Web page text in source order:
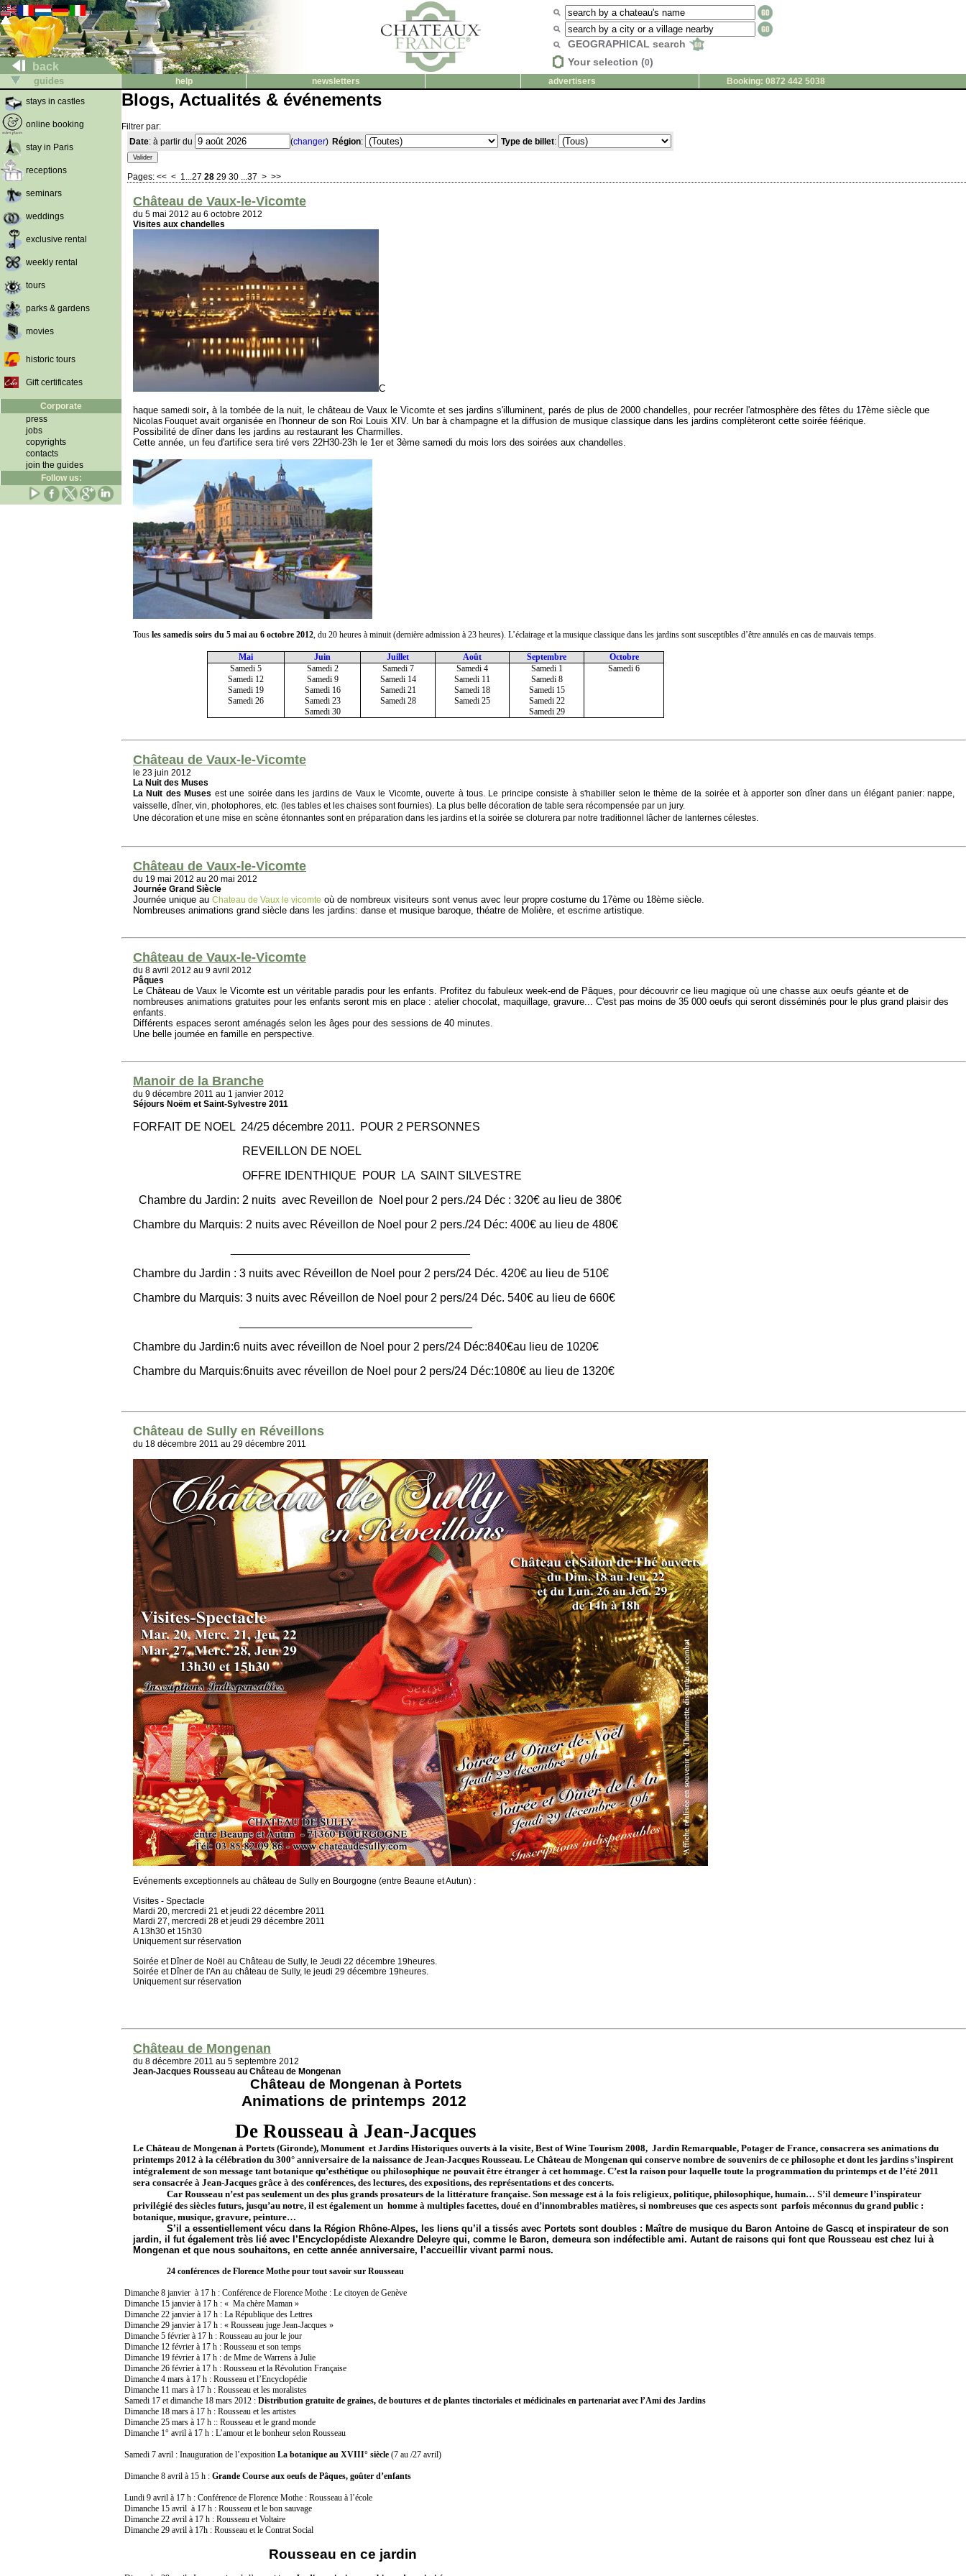
back
GEOGRAPHICAL search
Your selection (0)
guides help newsletters advertisers
Booking: 0872 442 5038
stays in castles
online booking
stay in Paris
receptions
seminars
weddings
exclusive rental
weekly rental
tours
parks & gardens
movies
historic tours
Gift certificates
Corporate
press
jobs
copyrights
contacts
join the guides
Follow us:
Blogs, Actualités & événements
Filtrer par:
Date: à partir du (changer) Région: Type de billet:
Pages: << < 1...27 28 29 30 ...37 > >>
Château de Vaux-le-Vicomte
du 5 mai 2012 au 6 octobre 2012
Visites aux chandelles
C
haque samedi soir, à la tombée de la nuit, le château de Vaux le Vicomte et ses jardins s'illuminent, parés de plus de 2000 chandelles, pour recréer l'atmosphère des fêtes du 17ème siècle que
Nicolas Fouquetavait organisée en l'honneur de son Roi Louis XIV. Un bar à champagne et la diffusion de musique classique dans les jardins complèteront cette soirée féérique.
Possibilité de dîner dans les jardins au restaurant les Charmilles.
Cette année, un feu d'artifice sera tiré vers 22H30-23h le 1er et 3ème samedi du mois lors des soirées aux chandelles.
Tous les samedis soirs du 5 mai au 6 octobre 2012, du 20 heures à minuit (dernière admission à 23 heures). L’éclairage et la musique classique dans les jardins sont susceptibles d’être annulés en cas de mauvais temps.
Mai Juin Juillet Août Septembre
Octobre
Samedi 5
Samedi 2 Samedi 7 Samedi 4 Samedi 1
Samedi 6
Samedi 12
Samedi 9 Samedi 14 Samedi 11
Samedi 8
Samedi 19
Samedi 16 Samedi 21 Samedi 18
Samedi 15
Samedi 26
Samedi 23 Samedi 28 Samedi 25
Samedi 22
Samedi 30
Samedi 29
Château de Vaux-le-Vicomte
le 23 juin 2012
La Nuit des Muses
La Nuit des Muses est une soirée dans les jardins de Vaux le Vicomte, ouverte à tous. Le principe consiste à s'habiller selon le thème de la soirée et à apporter son dîner dans un élégant panier: nappe,
vaisselle, dîner, vin, photophores, etc. (les tables et les chaises sont fournies). La plus belle décoration de table sera récompensée par un jury.
Une décoration et une mise en scène étonnantes sont en préparation dans les jardins et la soirée se cloturera par notre traditionnel lâcher de lanternes célestes.
Château de Vaux-le-Vicomte
du 19 mai 2012 au 20 mai 2012
Journée Grand Siècle
Journée unique au Chateau de Vaux le vicomte où de nombreux visiteurs sont venus avec leur propre costume du 17ème ou 18ème siècle.
Nombreuses animations grand siècle dans les jardins: danse et musique baroque, théatre de Molière, et escrime artistique.
Château de Vaux-le-Vicomte
du 8 avril 2012 au 9 avril 2012
Pâques
Le Château de Vaux le Vicomte est un véritable paradis pour les enfants. Profitez du fabuleux week-end de Pâques, pour découvrir ce lieu magique où une chasse aux oeufs géante et de
nombreuses animations gratuites pour les enfants seront mis en place : atelier chocolat, maquillage, gravure... C'est pas moins de 35 000 oeufs qui seront disséminés pour le plus grand plaisir des
enfants.
Différents espaces seront aménagés selon les âges pour des sessions de 40 minutes.
Une belle journée en famille en perspective.
Manoir de la Branche
du 9 décembre 2011 au 1 janvier 2012
Séjours Noëm et Saint-Sylvestre 2011
FORFAIT DE NOEL 24/25 décembre 2011. POUR 2 PERSONNES
REVEILLON DE NOEL
OFFRE IDENTHIQUE POUR
LA SAINT SILVESTRE
Chambre du Jardin: 2 nuits avec Reveillon de Noel pour 2 pers./24 Déc : 320€ au lieu de 380€
Chambre du Marquis: 2 nuits avec Réveillon de Noel pour 2 pers./24 Déc: 400€ au lieu de 480€
Chambre du Jardin : 3 nuits avec Réveillon de Noel pour 2 pers/24 Déc. 420€ au lieu de 510€
Chambre du Marquis: 3 nuits avec Réveillon de Noel pour 2 pers/24 Déc. 540€ au lieu de 660€
Chambre du Jardin:6 nuits avec réveillon de Noel pour 2 pers/24 Déc:840€au lieu de 1020€
Chambre du Marquis:6nuits avec réveillon de Noel pour 2 pers/24 Déc:1080€ au lieu de 1320€
Château de Sully en Réveillons
du 18 décembre 2011 au 29 décembre 2011
Evénements exceptionnels au château de Sully en Bourgogne (entre Beaune et Autun) :
Visites - Spectacle
Mardi 20, mercredi 21 et jeudi 22 décembre 2011
Mardi 27, mercredi 28 et jeudi 29 décembre 2011
A 13h30 et 15h30
Uniquement sur réservation
Soirée et Dîner de Noël au Château de Sully, le Jeudi 22 décembre 19heures.
Soirée et Dîner de l'An au château de Sully, le jeudi 29 décembre 19heures.
Uniquement sur réservation
Château de Mongenan
du 8 décembre 2011 au 5 septembre 2012
Jean-Jacques Rousseau au Château de Mongenan
Château de Mongenan à Portets
Animations de printemps 2012
De Rousseau à Jean-Jacques
Le Château de Mongenan à Portets (Gironde), Monument et Jardins Historiques ouverts à la visite, Best of Wine Tourism 2008, Jardin Remarquable, Potager de France, consacrera ses animations du
printemps 2012 à la célébration du 300° anniversaire de la naissance de Jean-Jacques Rousseau. Le Château de Mongenan qui conserve nombre de souvenirs de ce philosophe et dont les jardins s’inspirent
intégralement de son message tant botanique qu’esthétique ou philosophique ne pouvait être étranger à cet hommage. C’est la raison pour laquelle toute la programmation du printemps et de l’été 2011
sera consacrée à Jean-Jacques grâce à des conférences, des lectures, des expositions, des représentations et des concerts.
Car Rousseau n’est pas seulement un des plus grands prosateurs de la littérature française. Son message est à la fois religieux, politique, philosophique, humain… S’il demeure l’inspirateur
privilégié des siècles futurs, jusqu’au notre, il est également un homme à multiples facettes, doué en d’innombrables matières, si nombreuses que ces aspects sont parfois méconnus du grand public :
botanique, musique, gravure, peinture…
S’il a essentiellement vécu dans la Région Rhône-Alpes, les liens qu’il a tissés avec Portets sont doubles : Maître de musique du Baron Antoine de Gascq et inspirateur de son
jardin, il fut également très lié avec l’Encyclopédiste Alexandre Deleyre qui, comme le Baron, demeura son indéfectible ami. Autant de raisons qui font que Rousseau est chez lui à
Mongenan et que nous souhaitons, en cette année anniversaire, l’accueillir vivant parmi nous.
24 conférences de Florence Mothe pour tout savoir sur Rousseau
Dimanche 8 janvier à 17 h : Conférence de Florence Mothe : Le citoyen de Genève
Dimanche 15 janvier à 17 h : « Ma chère Maman »
Dimanche 22 janvier à 17 h : La République des Lettres
Dimanche 29 janvier à 17 h : « Rousseau juge Jean-Jacques »
Dimanche 5 février à 17 h : Rousseau au jour le jour
Dimanche 12 février à 17 h : Rousseau et son temps
Dimanche 19 février à 17 h : de Mme de Warrens à Julie
Dimanche 26 février à 17 h : Rousseau etla Révolution Française
Dimanche 4 mars à 17 h : Rousseau et l’Encyclopédie
Dimanche 11 mars à 17 h : Rousseau et les moralistes
Samedi 17 et dimanche 18 mars 2012 : Distribution gratuite de graines, de boutures et de plantes tinctoriales et médicinales en partenariat avec l’Ami des Jardins
Dimanche 18 mars à 17 h : Rousseau et les artistes
Dimanche 25 mars à 17 h :: Rousseau et le grand monde
Dimanche 1° avril à 17 h : L’amour et le bonheur selon Rousseau
Samedi 7 avril : Inauguration de l’exposition La botanique au XVIII° siècle (7 au /27 avril)
Dimanche 8 avril à 15 h : Grande Course aux oeufs de Pâques, goûter d’enfants
Lundi 9 avril à 17 h : Conférence de Florence Mothe : Rousseau à l’école
Dimanche 15 avril à 17 h : Rousseau et le bon sauvage
Dimanche 22 avril à 17 h : Rousseau et Voltaire
Dimanche 29 avril à 17h : Rousseau et le Contrat Social
Rousseau en ce jardin